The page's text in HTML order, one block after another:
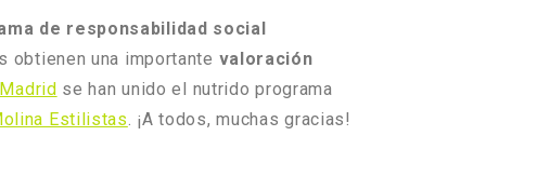
de responsabilidad social
obtienen una importante valoración
se han unido el nutrido programa
Estilistas . ¡A todos, muchas gracias!